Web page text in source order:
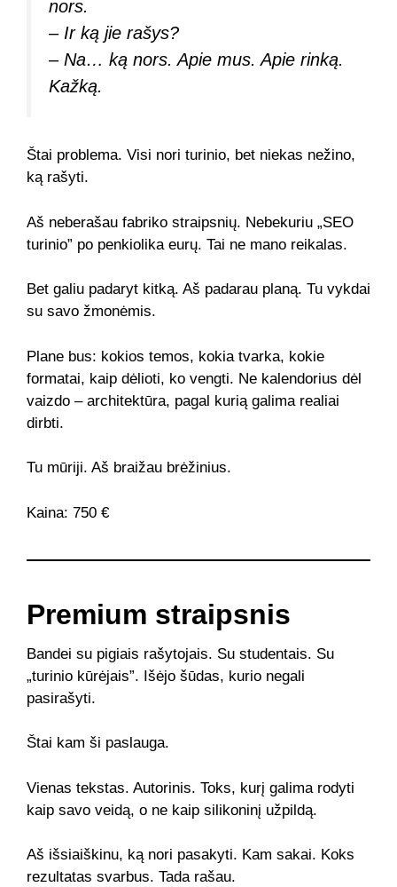
nors.
– Ir ką jie rašys?
– Na… ką nors. Apie mus. Apie rinką.
Kažką.
Štai problema. Visi nori turinio, bet niekas nežino,
ką rašyti.
Aš neberašau fabriko straipsnių. Nebekuriu „SEO
turinio” po penkiolika eurų. Tai ne mano reikalas.
Bet galiu padaryt kitką. Aš padarau planą. Tu vykdai
su savo žmonėmis.
Plane bus: kokios temos, kokia tvarka, kokie
formatai, kaip dėlioti, ko vengti. Ne kalendorius dėl
vaizdo – architektūra, pagal kurią galima realiai
dirbti.
Tu mūriji. Aš braižau brėžinius.
Kaina: 750 €
Premium straipsnis
Bandei su pigiais rašytojais. Su studentais. Su
„turinio kūrėjais”. Išėjo šūdas, kurio negali
pasirašyti.
Štai kam ši paslauga.
Vienas tekstas. Autorinis. Toks, kurį galima rodyti
kaip savo veidą, o ne kaip silikoninį užpildą.
Aš išsiaiškinu, ką nori pasakyti. Kam sakai. Koks
rezultatas svarbus. Tada rašau.